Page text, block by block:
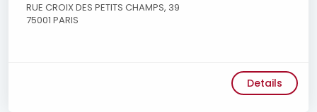
RUE CROIX DES PETITS CHAMPS, 39
75001 PARIS
Details